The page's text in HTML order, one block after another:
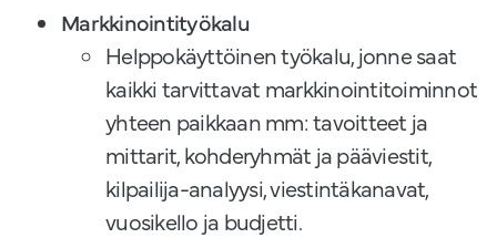
Markkinointityökalu
Helppokäyttöinen työkalu, jonne saat
kaikki tarvittavat markkinointitoiminnot
yhteen paikkaan mm: tavoitteet ja
mittarit, kohderyhmät ja pääviestit,
kilpailija-analyysi, viestintäkanavat,
vuosikello ja budjetti.